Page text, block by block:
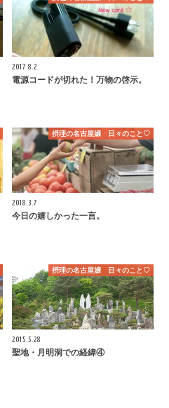
2017.8.2
電源コードが切れた！万物の啓示。
摂理の名古屋嬢 日々のこと♡
2018.3.7
今日の嬉しかった一言。
摂理の名古屋嬢 日々のこと♡
2015.5.28
聖地・月明洞での経緯④